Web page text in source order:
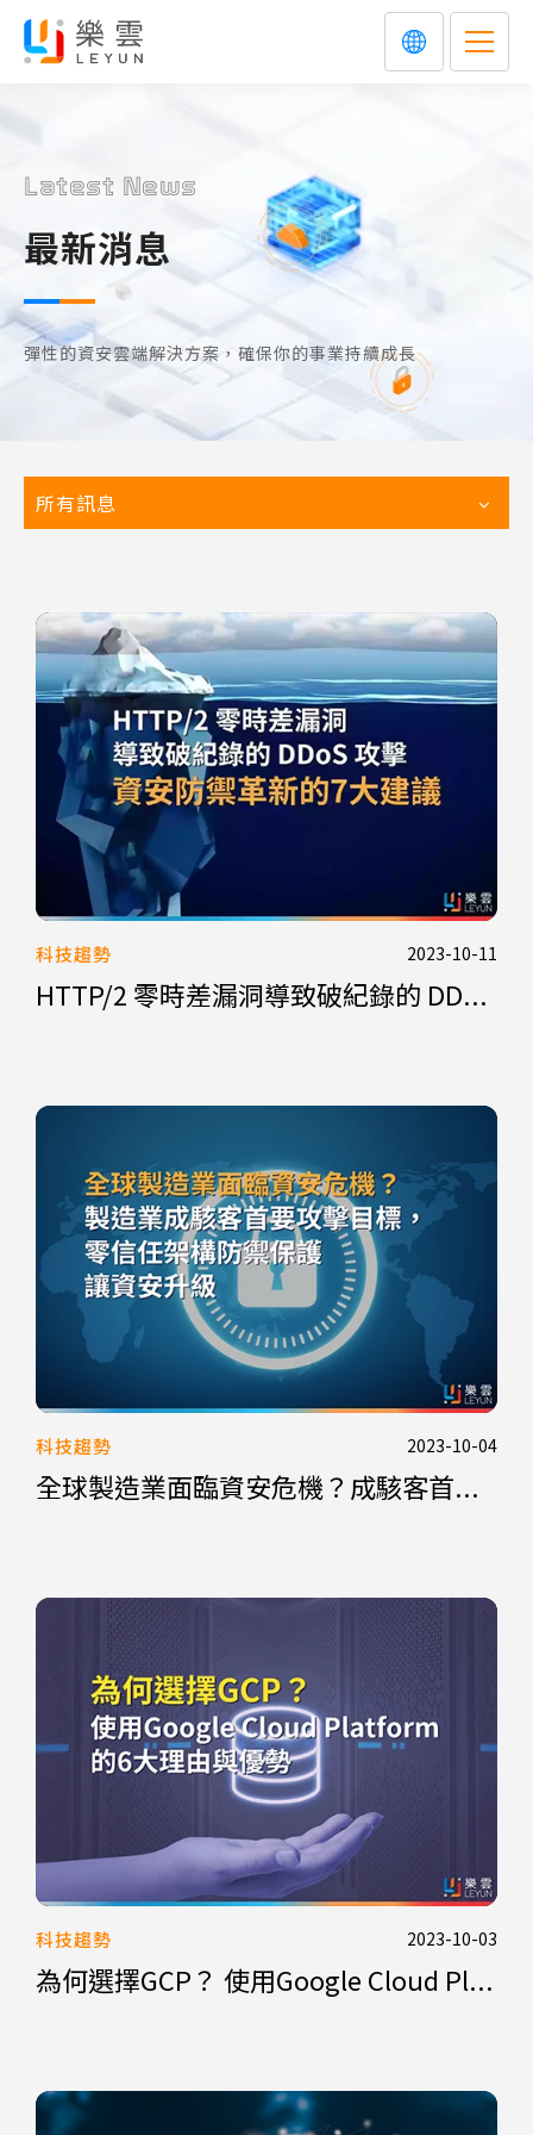
Latest News
最新消息
彈性的資安雲端解決方案，確保你的事業持續成長
所有訊息
科技趨勢 2023-10-11
HTTP/2 零時差漏洞導致破紀錄的 DD...
科技趨勢 2023-10-04
全球製造業面臨資安危機？成駭客首...
科技趨勢 2023-10-03
為何選擇GCP？ 使用Google Cloud Pl...